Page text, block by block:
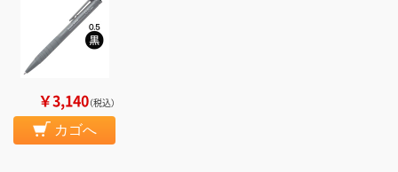
￥3,140（税込）
カゴへ